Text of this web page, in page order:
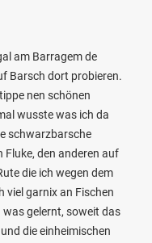
am Barragem de
Barsch dort probieren.
nen schönen
wusste was ich da
schwarzbarsche
Fluke, den anderen auf
die ich wegen dem
viel garnix an Fischen
was gelernt, soweit das
die einheimischen